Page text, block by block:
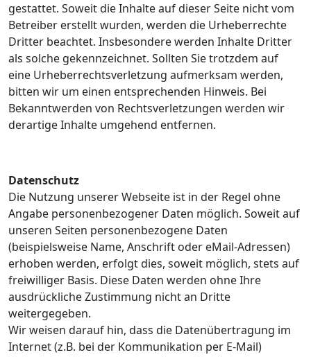
gestattet. Soweit die Inhalte auf dieser Seite nicht vom
Betreiber erstellt wurden, werden die Urheberrechte
Dritter beachtet. Insbesondere werden Inhalte Dritter
als solche gekennzeichnet. Sollten Sie trotzdem auf
eine Urheberrechtsverletzung aufmerksam werden,
bitten wir um einen entsprechenden Hinweis. Bei
Bekanntwerden von Rechtsverletzungen werden wir
derartige Inhalte umgehend entfernen.
Datenschutz
Die Nutzung unserer Webseite ist in der Regel ohne
Angabe personenbezogener Daten möglich. Soweit auf
unseren Seiten personenbezogene Daten
(beispielsweise Name, Anschrift oder eMail-Adressen)
erhoben werden, erfolgt dies, soweit möglich, stets auf
freiwilliger Basis. Diese Daten werden ohne Ihre
ausdrückliche Zustimmung nicht an Dritte
weitergegeben.
Wir weisen darauf hin, dass die Datenübertragung im
Internet (z.B. bei der Kommunikation per E-Mail)